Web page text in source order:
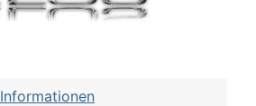
Informationen